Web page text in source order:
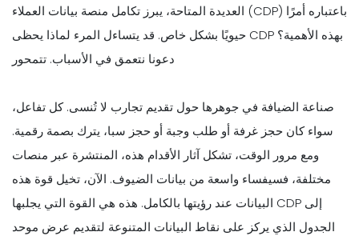
العديدة المتاحة، يبرز تكامل منصة بيانات العملاء (CDP) باعتباره أمرًا
حيويًا بشكل خاص. قد يتساءل المرء لماذا يحظى CDP بهذه الأهمية؟
دعونا نتعمق في الأسباب. تتمحور
صناعة الضيافة في جوهرها حول تقديم تجارب لا تُنسى. كل تفاعل،
سواء كان حجز غرفة أو طلب وجبة أو حجز سبا، يترك بصمة رقمية.
ومع مرور الوقت، تشكل آثار الأقدام هذه، المنتشرة عبر منصات
مختلفة، فسيفساء واسعة من بيانات الضيوف. الآن، تخيل قوة هذه
البيانات عند رؤيتها بالكامل. هذه هي القوة التي يجلبها CDP إلى
الجدول الذي يركز على نقاط البيانات المتنوعة لتقديم عرض موحد